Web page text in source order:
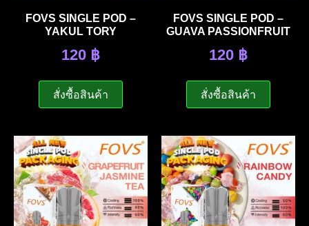
FOVS SINGLE POD –
YAKUL TORY
120 ฿
สั่งซื้อสินค้า
FOVS SINGLE POD –
GUAVA PASSIONFRUIT
120 ฿
สั่งซื้อสินค้า